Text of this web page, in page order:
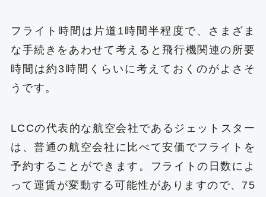
フライト時間は片道1時間半程度で、さまざま
な手続きをあわせて考えると飛行機関連の所要
時間は約3時間くらいに考えておくのがよさそ
うです。
LCCの代表的な航空会社であるジェットスター
は、普通の航空会社に比べて安価でフライトを
予約することができます。フライトの日数によ
って運賃が変動する可能性がありますので、75